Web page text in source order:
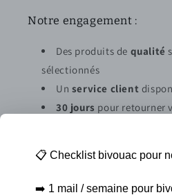
Notre engagement :
Des produits de qualité
sélectionnés
Un service client
30 jours pour retourner